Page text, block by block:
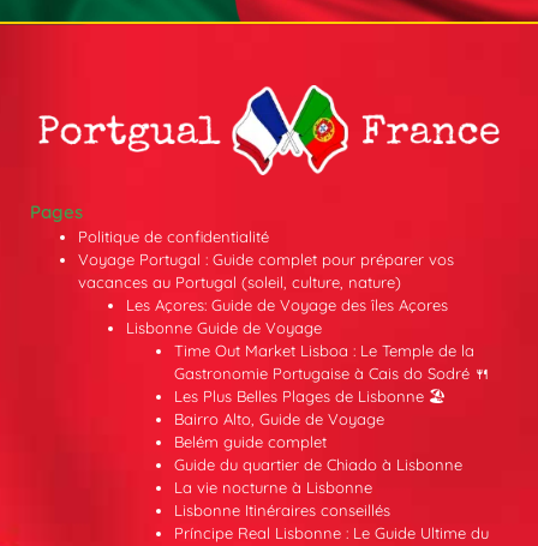
Pages
Politique de confidentialité
Voyage Portugal : Guide complet pour préparer vos
vacances au Portugal (soleil, culture, nature)
Les Açores: Guide de Voyage des îles Açores
Lisbonne Guide de Voyage
Time Out Market Lisboa : Le Temple de la
Gastronomie Portugaise à Cais do Sodré 🍴
Les Plus Belles Plages de Lisbonne 🏖️
Bairro Alto, Guide de Voyage
Belém guide complet
Guide du quartier de Chiado à Lisbonne
La vie nocturne à Lisbonne
Lisbonne Itinéraires conseillés
Príncipe Real Lisbonne : Le Guide Ultime du